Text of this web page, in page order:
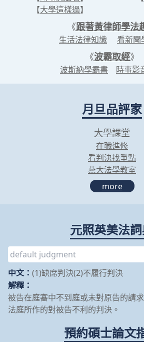
【大學這樣過】
《跟著黃律師學法
生活法律知識 看新聞
《波霸取經》
波斯納學霸書 時事影
月旦品評家
大學課堂
在職進修
看判決找爭點
燕大法學教室
more
元照英美法
中文： (1)缺席判決(2)不履行判決
解釋：
被告在庭審中不到庭或未對原告的請
法庭所作的對被告不利的判決。
預約碩士論文